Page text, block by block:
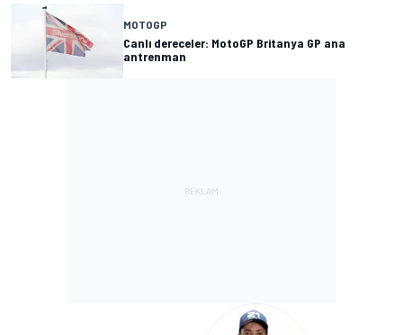
MOTOGP
Canlı dereceler: MotoGP Britanya GP ana
antrenman